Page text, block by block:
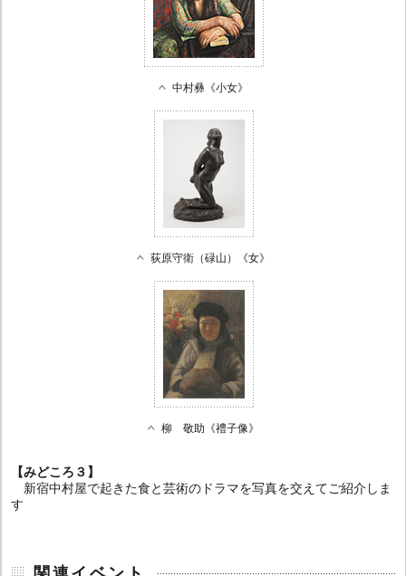
中村彝《小女》
荻原守衛（碌山）《女》
柳 敬助《禮子像》
【みどころ３】
新宿中村屋で起きた食と芸術のドラマを写真を交えてご紹介しま
す